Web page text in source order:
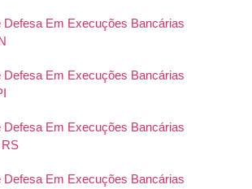
Defesa Em Execuções Bancárias
Defesa Em Execuções Bancárias
Defesa Em Execuções Bancárias
Defesa Em Execuções Bancárias